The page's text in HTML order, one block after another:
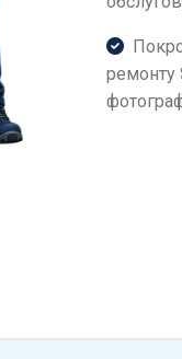
ремонту